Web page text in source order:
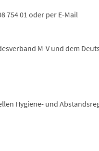
754 01 oder per E-Mail
M-V und dem
Hygiene- und